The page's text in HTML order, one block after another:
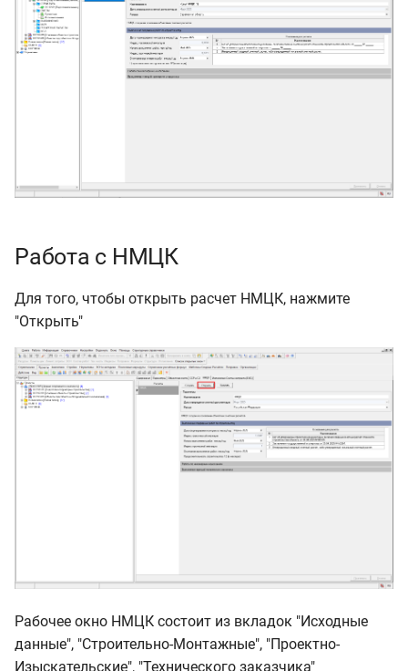
Работа с НМЦК
Для того, чтобы открыть расчет НМЦК, нажмите
"Открыть"
Рабочее окно НМЦК состоит из вкладок "Исходные
данные", "Строительно-Монтажные", "Проектно-
Изыскательские", "Технического заказчика"